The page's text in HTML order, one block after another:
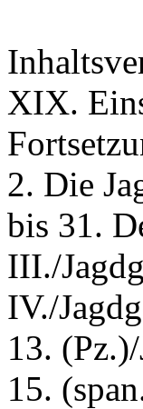
XIX.
2. Die
bis 31.
III./
IV./
13.
15.